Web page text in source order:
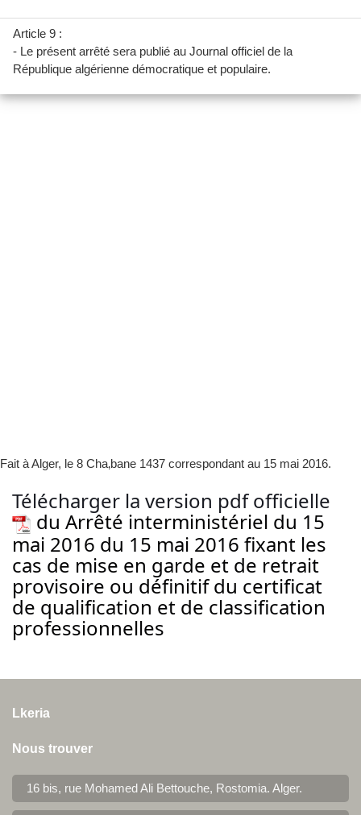
Article 9 :
- Le présent arrêté sera publié au Journal officiel de la
République algérienne démocratique et populaire.
Fait à Alger, le 8 Cha‚bane 1437 correspondant au 15 mai 2016.
Télécharger la version pdf officielle
du Arrêté interministériel du 15
mai 2016 du 15 mai 2016 fixant les
cas de mise en garde et de retrait
provisoire ou définitif du certificat
de qualification et de classification
professionnelles
Lkeria
Nous trouver
16 bis, rue Mohamed Ali Bettouche, Rostomia. Alger.